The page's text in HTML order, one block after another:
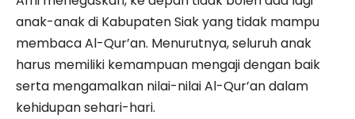
anak-anak di Kabupaten Siak yang tidak mampu
membaca Al-Qur’an. Menurutnya, seluruh anak
harus memiliki kemampuan mengaji dengan baik
serta mengamalkan nilai-nilai Al-Qur’an dalam
kehidupan sehari-hari.